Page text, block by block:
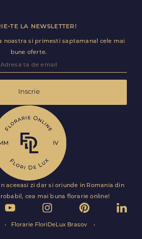
te la newsletter!
noastra si primesti saptamanal cele mai
bune oferte.
Inscrie
aceeasi zi dar si oriunde in Romania din
cea mai buna florarie online!
Florarie FloriDeLux Brasov